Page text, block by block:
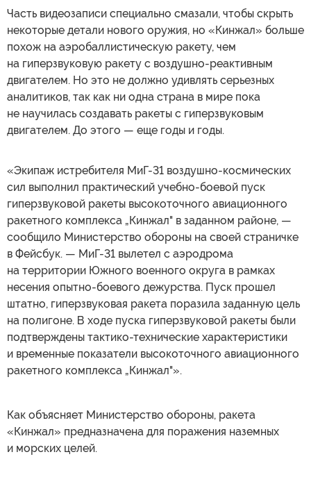
Часть видеозаписи специально смазали, чтобы скрыть
некоторые детали нового оружия, но «Кинжал» больше
похож на аэробаллистическую ракету, чем
на гиперзвуковую ракету с воздушно-реактивным
двигателем. Но это не должно удивлять серьезных
аналитиков, так как ни одна страна в мире пока
не научилась создавать ракеты с гиперзвуковым
двигателем. До этого — еще годы и годы.
«Экипаж истребителя МиГ-31 воздушно-космических
сил выполнил практический учебно-боевой пуск
гиперзвуковой ракеты высокоточного авиационного
ракетного комплекса „Кинжал" в заданном районе, —
сообщило Министерство обороны на своей страничке
в Фейсбук. — МиГ-31 вылетел с аэродрома
на территории Южного военного округа в рамках
несения опытно-боевого дежурства. Пуск прошел
штатно, гиперзвуковая ракета поразила заданную цель
на полигоне. В ходе пуска гиперзвуковой ракеты были
подтверждены тактико-технические характеристики
и временные показатели высокоточного авиационного
ракетного комплекса „Кинжал"».
Как объясняет Министерство обороны, ракета
«Кинжал» предназначена для поражения наземных
и морских целей.